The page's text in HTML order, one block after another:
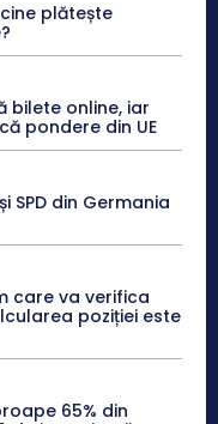
plătește
bilete online, iar
pondere din UE
SPD din Germania
care va verifica
poziției este
65% din